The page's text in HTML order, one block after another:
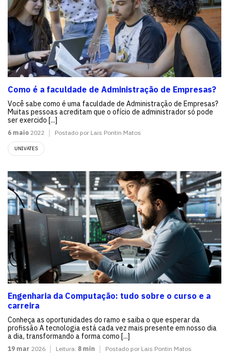
Como é a faculdade de Administração de Empresas?
Você sabe como é uma faculdade de Administração de Empresas?
Muitas pessoas acreditam que o ofício de administrador só pode
ser exercido [...]
6 maio 2022 Postado por Lais Pontin Matos
UNIVATES
Engenharia da Computação: tudo sobre o curso e a
carreira
Conheça as oportunidades do ramo e saiba o que esperar da
profissão A tecnologia está cada vez mais presente em nosso dia
a dia, transformando a forma como [...]
19 mar 2026 Leitura: 8 min Postado por Lais Pontin Matos